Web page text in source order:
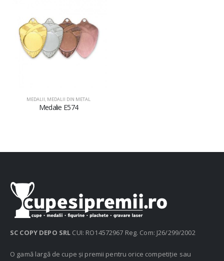
MEDALII, MEDALII DIN METAL
Medalie E574
SC COPY DEPO SRL CUI: RO14572967 Reg. Com: J26/299/2002
O gamă largă de cupe și premii pentru orice competiție sau